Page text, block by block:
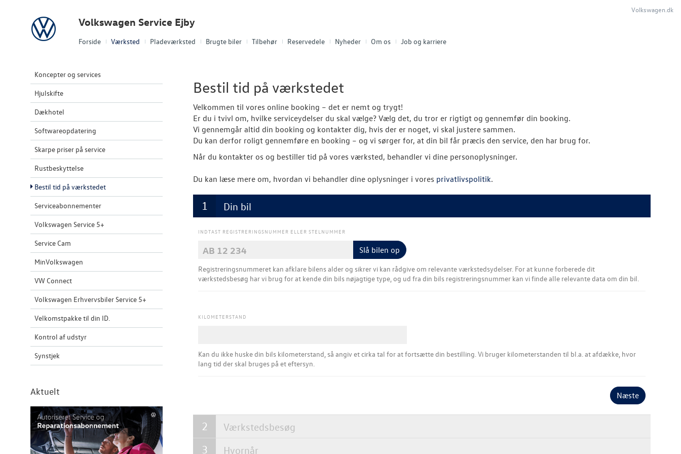
Forside Værksted Pladeværksted Brugte biler Tilbehør Reservedele Nyheder Om os Job og karriere
Volkswagen Volkswagen Service Ejby
Volkswagen.dk
Koncepter og services
Hjulskifte
Dækhotel
Softwareopdatering
Skarpe priser på service
Rustbeskyttelse
Bestil tid på værkstedet
Serviceabonnementer
Volkswagen Service 5+
Service Cam
MinVolkswagen
VW Connect
Volkswagen Erhvervsbiler Service 5+
Velkomstpakke til din ID.
Kontrol af udstyr
Synstjek
Aktuelt
Bestil tid på værkstedet
Velkommen til vores online booking – det er nemt og trygt!
Er du i tvivl om, hvilke serviceydelser du skal vælge? Vælg det, du tror er rigtigt og gennemfør din booking.
Vi gennemgår altid din booking og kontakter dig, hvis der er noget, vi skal justere sammen.
Du kan derfor roligt gennemføre en booking – og vi sørger for, at din bil får præcis den service, den har brug for.
Når du kontakter os og bestiller tid på vores værksted, behandler vi dine personoplysninger.
Du kan læse mere om, hvordan vi behandler dine oplysninger i vores privatlivspolitik.
Din bil
INDTAST REGISTRERINGSNUMMER ELLER STELNUMMER
Slå bilen op
Registreringsnummeret kan afklare bilens alder og sikrer vi kan rådgive om relevante værkstedsydelser.​ For at kunne forberede dit
værkstedsbesøg har vi brug for at kende din bils nøjagtige type, og ud fra din bils registreringsnummer kan vi finde alle relevante data om din bil.
KILOMETERSTAND
Kan du ikke huske din bils kilometerstand, så angiv et cirka tal for at fortsætte din bestilling. Vi bruger kilometerstanden til bl.a. at afdække, hvor
lang tid der skal bruges på et eftersyn.
Næste
Værkstedsbesøg
Hvornår